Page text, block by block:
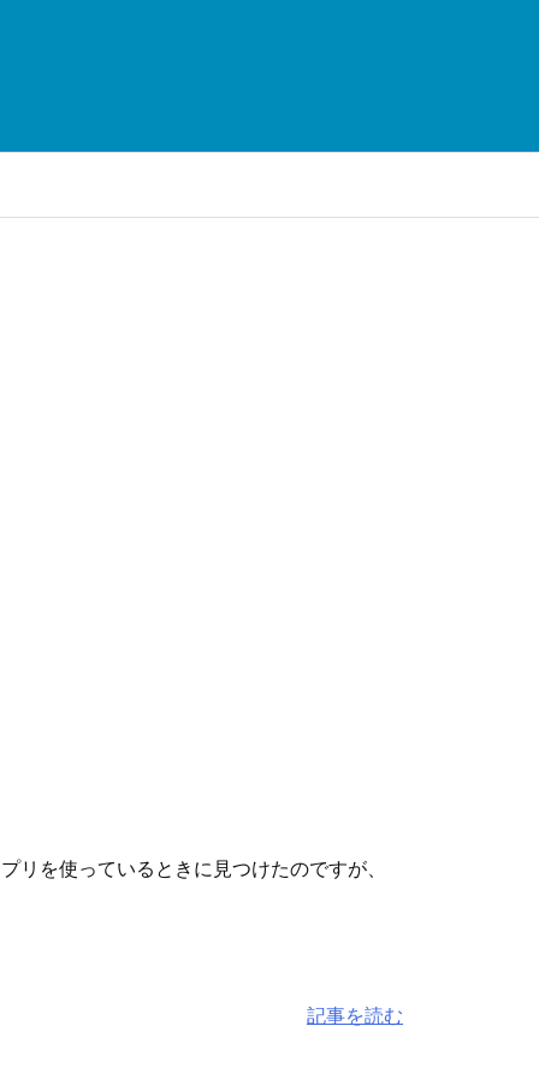
リを使っているときに見つけたのですが、
記事を読む